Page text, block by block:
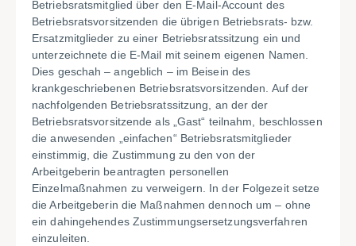
Betriebsratsmitglied über den E-Mail-Account des
Betriebsratsvorsitzenden die übrigen Betriebsrats- bzw.
Ersatzmitglieder zu einer Betriebsratssitzung ein und
unterzeichnete die E-Mail mit seinem eigenen Namen.
Dies geschah – angeblich – im Beisein des
krankgeschriebenen Betriebsratsvorsitzenden. Auf der
nachfolgenden Betriebsratssitzung, an der der
Betriebsratsvorsitzende als „Gast“ teilnahm, beschlossen
die anwesenden „einfachen“ Betriebsratsmitglieder
einstimmig, die Zustimmung zu den von der
Arbeitgeberin beantragten personellen
Einzelmaßnahmen zu verweigern. In der Folgezeit setze
die Arbeitgeberin die Maßnahmen dennoch um – ohne
ein dahingehendes Zustimmungsersetzungsverfahren
einzuleiten.